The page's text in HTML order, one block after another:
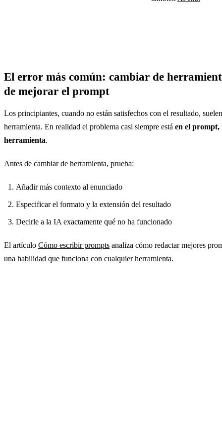
El error más común: cambiar de
de mejorar el prompt
Los principiantes, cuando no están satisfechos con el resultado,
herramienta. En realidad el problema casi siempre está en el prompt,
herramienta.
Antes de cambiar de herramienta, prueba:
Añadir más contexto al enunciado
Especificar el formato y la extensión del resultado
Decirle a la IA exactamente qué no ha funcionado
El artículo Cómo escribir prompts analiza cómo redactar mejores
una habilidad que funciona con cualquier herramienta.